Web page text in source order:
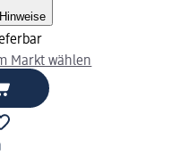
Hinweise
Markt wählen